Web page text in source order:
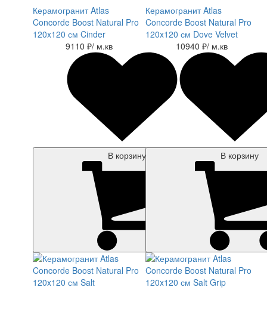
Керамогранит Atlas
Concorde Boost Natural Pro
120x120 см Cinder
9110 ₽/ м.кв
В корзину
Керамогранит Atlas
Concorde Boost Natural Pro
120x120 см Dove Velvet
10940 ₽/ м.кв
В корзину